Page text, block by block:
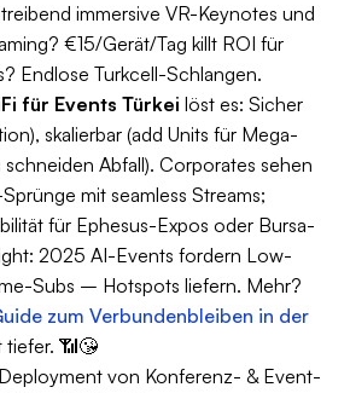
immersive VR-Keynotes und
€15/Gerät/Tag killt ROI für
Endlose Turkcell-Schlangen.
für Events Türkei löst es: Sicher
skalierbar (add Units für Mega-
schneiden Abfall). Corporates sehen
mit seamless Streams;
für Ephesus-Expos oder Bursa-
2025 AI-Events fordern Low-
Subs – Hotspots liefern. Mehr?
zum Verbundenbleiben in der
tiefer. 📶😘
von Konferenz- & Event-